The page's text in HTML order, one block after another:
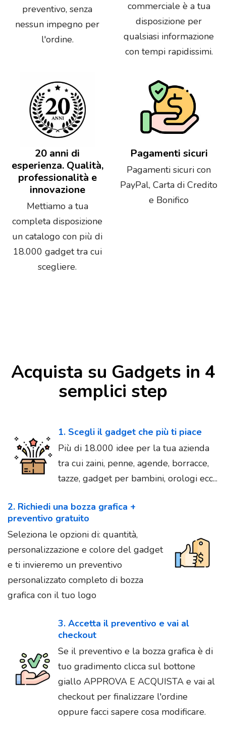
preventivo, senza
nessun impegno per
l'ordine.
commerciale è a tua
disposizione per
qualsiasi informazione
con tempi rapidissimi.
20 anni di
esperienza. Qualità,
professionalità e
innovazione
Mettiamo a tua
completa disposizione
un catalogo con più di
18.000 gadget tra cui
scegliere.
Pagamenti sicuri
Pagamenti sicuri con
PayPal, Carta di Credito
e Bonifico
Acquista su Gadgets in 4
semplici step
1. Scegli il gadget che più ti piace
Più di 18.000 idee per la tua azienda
tra cui zaini, penne, agende, borracce,
tazze, gadget per bambini, orologi ecc...
2. Richiedi una bozza grafica +
preventivo gratuito
Seleziona le opzioni di: quantità,
personalizzazione e colore del gadget
e ti invieremo un preventivo
personalizzato completo di bozza
grafica con il tuo logo
3. Accetta il preventivo e vai al
checkout
Se il preventivo e la bozza grafica è di
tuo gradimento clicca sul bottone
giallo APPROVA E ACQUISTA e vai al
checkout per finalizzare l'ordine
oppure facci sapere cosa modificare.